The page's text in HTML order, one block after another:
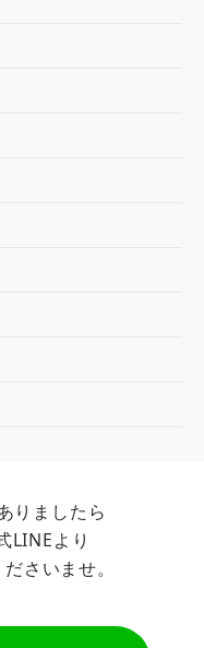
りましたら
LINEより
さいませ。